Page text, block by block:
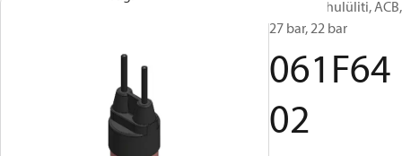
Kasseti rõhulüliti, ACB,
27 bar, 22 bar
061F64
02